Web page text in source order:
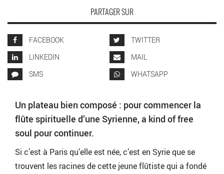
PARTAGER SUR
FACEBOOK
TWITTER
LINKEDIN
MAIL
SMS
WHATSAPP
Un plateau bien composé : pour commencer la
flûte spirituelle d’une Syrienne, a kind of free
soul pour continuer.
Si c’est à Paris qu’elle est née, c’est en Syrie que se
trouvent les racines de cette jeune flûtiste qui a fondé